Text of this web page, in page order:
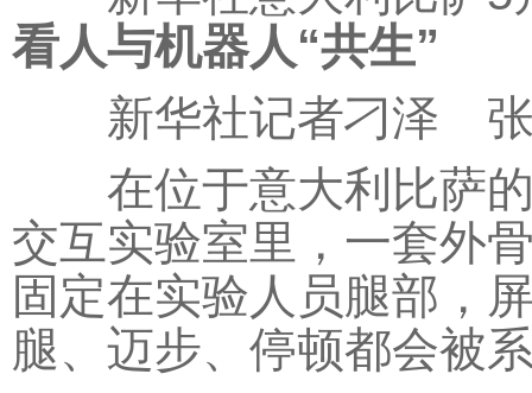
看人与机器人“共生”
新华社记者刁泽 张
在位于意大利比萨的
交互实验室里，一套外
固定在实验人员腿部，
腿、迈步、停顿都会被